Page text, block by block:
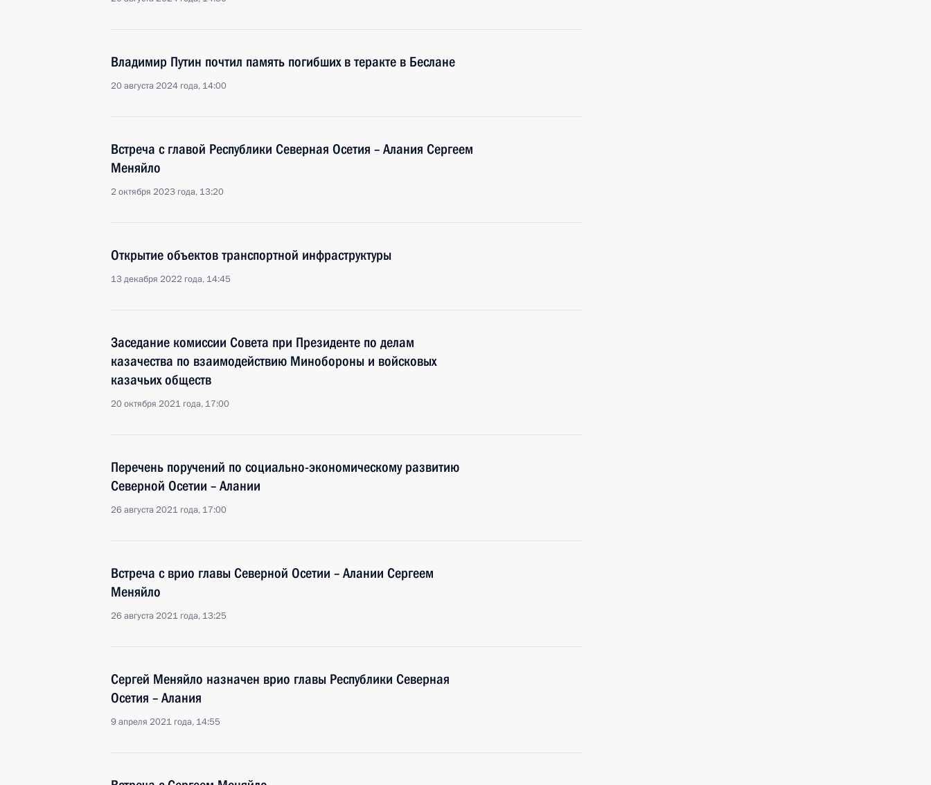
Владимир Путин почтил память погибших в теракте в Беслане
20 августа 2024 года, 14:00
Встреча с главой Республики Северная Осетия – Алания Сергеем
Меняйло
2 октября 2023 года, 13:20
Открытие объектов транспортной инфраструктуры
13 декабря 2022 года, 14:45
Заседание комиссии Совета при Президенте по делам
казачества по взаимодействию Минобороны и войсковых
казачьих обществ
20 октября 2021 года, 17:00
Перечень поручений по социально-экономическому развитию
Северной Осетии – Алании
26 августа 2021 года, 17:00
Встреча с врио главы Северной Осетии – Алании Сергеем
Меняйло
26 августа 2021 года, 13:25
Сергей Меняйло назначен врио главы Республики Северная
Осетия – Алания
9 апреля 2021 года, 14:55